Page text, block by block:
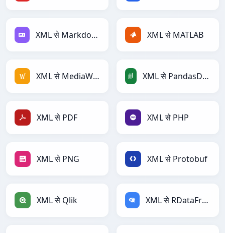
XML से Markdown XML से MATLAB
XML से MediaWiki XML से PandasDataFrame
XML से PDF XML से PHP
XML से PNG XML से Protobuf
XML से Qlik XML से RDataFrame